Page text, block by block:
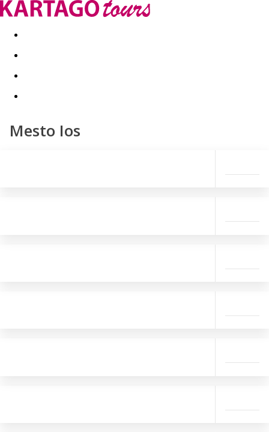
Last minute Dovolenkové kluby
Mesto Ios